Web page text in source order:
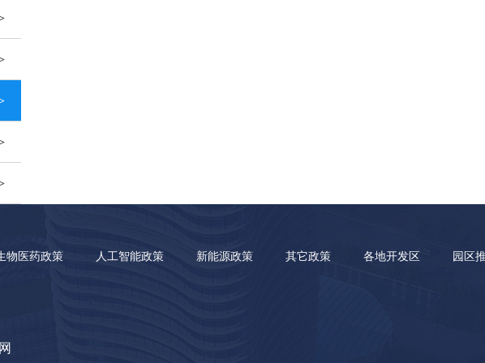
物医药政策 人工智能政策 新能源政策 其它政策 各地开发区 园区